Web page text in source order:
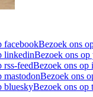
facebookBezoek ons
linkedinBezoek ons op
rss-feedBezoek ons op
mastodonBezoek ons
blueskyBezoek ons op